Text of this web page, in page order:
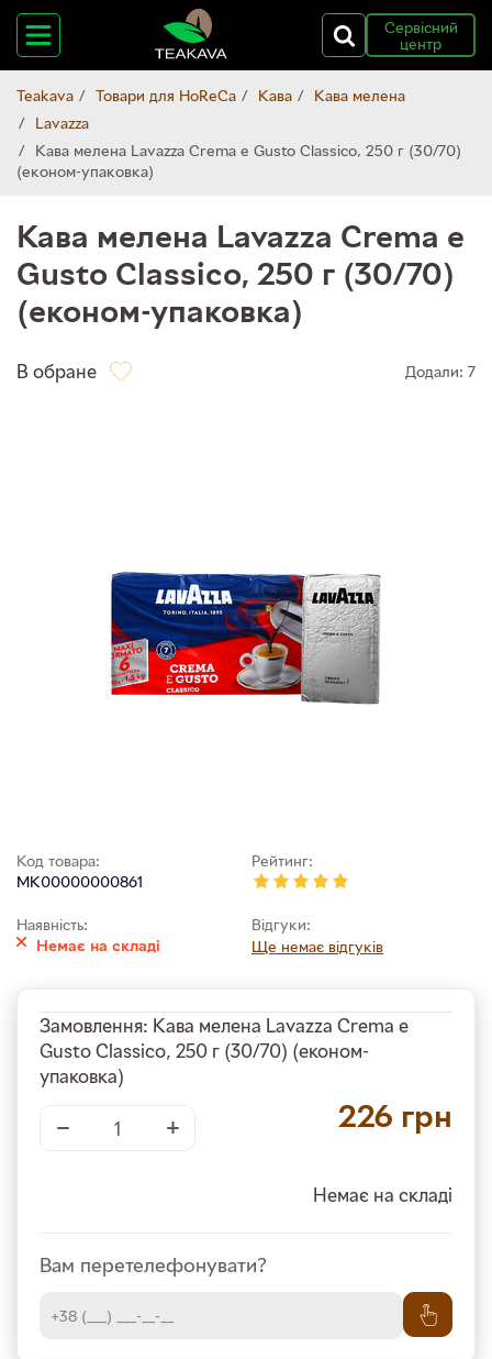
Сервісний
центр
Teakava Товари для HoReCa Кава
Кава мелена
Lavazza
Кава мелена Lavazza Crema e Gusto Classico, 250 г (30/70)
(економ-упаковка)
Кава мелена Lavazza Crema e
Gusto Classico, 250 г (30/70)
(економ-упаковка)
В обране Додали: 7
Код товара:
MK00000000861
Рейтинг:
Наявність:
Немає на складі
Відгуки:
Ще немає відгуків
Замовлення: Кава мелена Lavazza Crema e
Gusto Classico, 250 г (30/70) (економ-
упаковка)
− + 226 грн
Немає на складі
Вам перетелефонувати?